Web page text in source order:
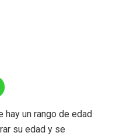
un rango de edad
su edad y se